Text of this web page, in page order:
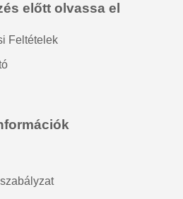
előtt olvassa el
Feltételek